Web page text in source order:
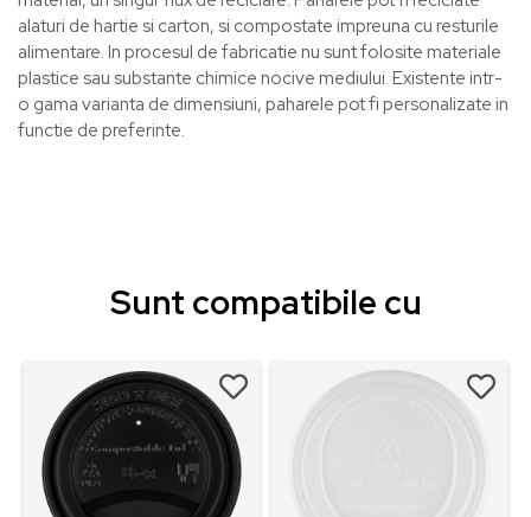
alaturi de hartie si carton, si compostate impreuna cu resturile
alimentare. In procesul de fabricatie nu sunt folosite materiale
plastice sau substante chimice nocive mediului. Existente intr-
o gama varianta de dimensiuni, paharele pot fi personalizate in
functie de preferinte.
Sunt compatibile cu